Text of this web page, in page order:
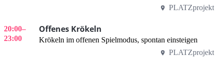
PLATZprojekt
20:00–
23:00
Offenes Krökeln
Krökeln im offenen Spielmodus, spontan einsteigen
PLATZprojekt